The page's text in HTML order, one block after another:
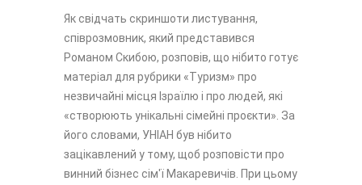
Як свідчать скриншоти листування,
співрозмовник, який представився
Романом Скибою, розповів, що нібито готує
матеріал для рубрики «Туризм» про
незвичайні місця Ізраїлю і про людей, які
«створюють унікальні сімейні проєкти». За
його словами, УНІАН був нібито
зацікавлений у тому, щоб розповісти про
винний бізнес сім'ї Макаревичів. При цьому